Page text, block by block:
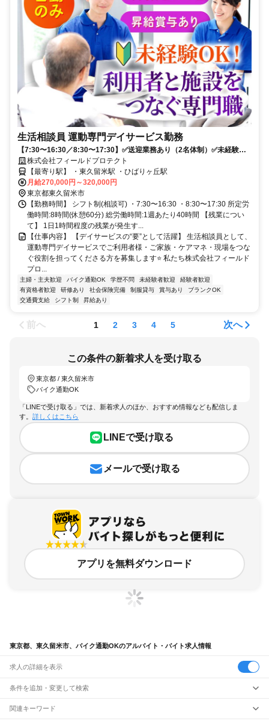
生活相談員 運動専門デイサービス勤務
【7:30〜16:30／8:30〜17:30】✅送迎業務あり（2名体制）✅未経験
OK✅昇給・賞与・手当充実✅先輩伴走で安心
株式会社フィールドプロテクト
【最寄り駅】 ・東久留米駅 ・ひばりヶ丘駅
月給270,000円～320,000円
東京都東久留米市
【勤務時間】 シフト制(相談可) ・7:30〜16:30 ・8:30〜17:30 所定労
働時間:8時間(休憩60分) 総労働時間:1週あたり40時間 【残業につい
て】 1日1時間程度の残業が発生す...
【仕事内容】 【デイサービスの“要”として活躍】 生活相談員として、
運動専門デイサービスでご利用者様・ご家族・ケアマネ・現場をつな
ぐ役割を担ってくださる方を募集します⭐ 私たち株式会社フィールド
プロ...
主婦・主夫歓迎 バイク通勤OK 学歴不問 未経験者歓迎
経験者歓迎
有資格者歓迎
研修あり 社会保険完備 制服貸与 賞与あり
ブランクOK
交通費支給
シフト制 昇給あり
前へ 1 2 3 4 5 次へ
この条件の新着求人を受け取る
東京都 / 東久留米市
バイク通勤OK
「LINEで受け取る」では、新着求人のほか、おすすめ情報なども配信しま
す。 詳しくはこちら
LINEで受け取る
メールで受け取る
アプリを無料ダウンロード
東京都、東久留米市、バイク通勤OKのアルバイト・バイト求人情報
求人の詳細を表示
条件を追加・変更して検索
市区町村を追加・変更
関連キーワード